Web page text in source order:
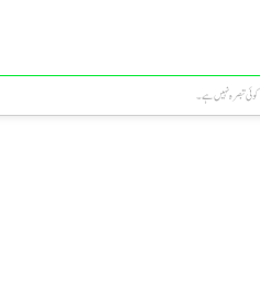
کوئی تبصرہ نہیں ہے۔